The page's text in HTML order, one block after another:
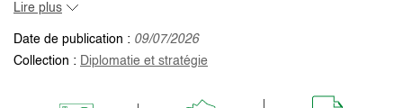
Lire plus
Date de publication : 09/07/2026
Collection :
Diplomatie et stratégie